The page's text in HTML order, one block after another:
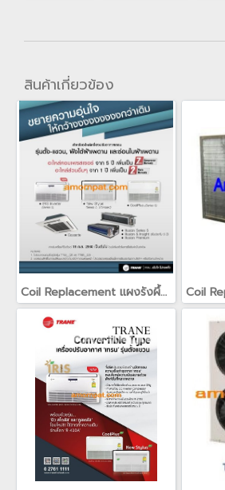
สินค้าเกี่ยวข้อง
Coil Replacement แผงรังผึ้ง แผงคอยล์สำหรับเครื่องปรับอากาศเทรน TRANE(copy)(copy)(copy)